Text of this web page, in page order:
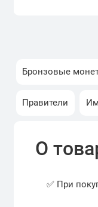
Бронзовые
Правители
О
✅ При